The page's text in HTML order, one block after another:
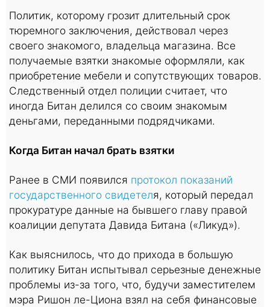
Политик, которому грозит длительный срок
тюремного заключения, действовал через
своего знакомого, владельца магазина. Все
получаемые взятки знакомые оформляли, как
приобретение мебели и сопутствующих товаров.
Следственный отдел полиции считает, что
иногда Битан делился со своим знакомым
деньгами, переданными подрядчиками.
Когда Битан начал брать взятки
Ранее в СМИ появился протокол показаний
государственного свидетеля, который передал
прокуратуре данные на бывшего главу правой
коалиции депутата Давида Битана («Ликуд»).
Как выяснилось, что до прихода в большую
политику Битан испытывал серьезные денежные
проблемы из-за того, что, будучи заместителем
мэра Ришон ле-Циона взял на себя финансовые